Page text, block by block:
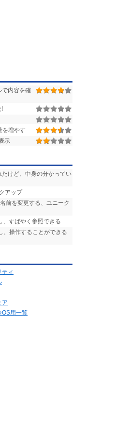
で内容を確
!
を増やす
示
けど、中身の分かってい
アップ
前を変更する、ユニーク
、すばやく参照できる
、操作することができる
ティ
ア
OS用一覧